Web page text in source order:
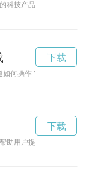
科技产品，让用户在网络
何操作？别担心！本文
下载
助用户提升网络下载速
下载